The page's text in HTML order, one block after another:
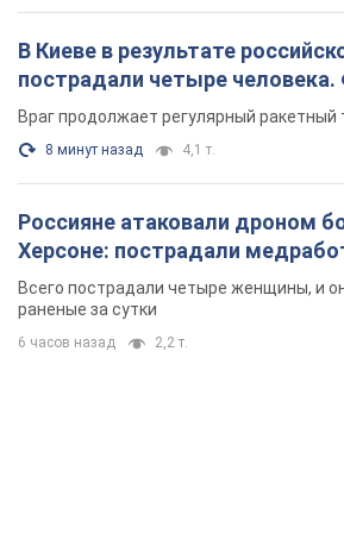
Херсоне: пострадали
Всего пострадали четыре женщины, и
раненые за сутки
6 часов назад